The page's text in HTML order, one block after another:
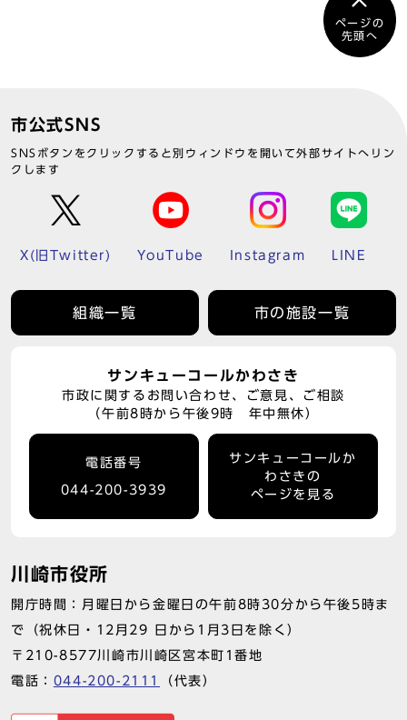
ページの
先頭へ
市公式SNS
SNSボタンをクリックすると別ウィンドウを開いて外部サイトへリン
クします
X(旧Twitter) YouTube Instagram LINE
組織一覧 市の施設一覧
サンキューコールかわさき
市政に関するお問い合わせ、ご意見、ご相談
（午前8時から午後9時 年中無休）
電話番号
044-200-3939
サンキューコールか
わさきの
ページを見る
川崎市役所
開庁時間：月曜日から金曜日の午前8時30分から午後5時ま
で（祝休日・12月29 日から1月3日を除く）
〒210-8577川崎市川崎区宮本町1番地
電話： 044-200-2111 （代表）